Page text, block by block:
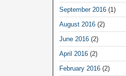
September 2016(1)
August 2016(2)
June 2016(2)
April 2016(2)
February 2016(2)